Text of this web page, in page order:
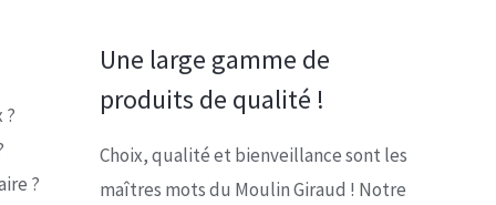
?
?
Une large gamme de
produits de qualité !
Choix, qualité et bienveillance sont les
maîtres mots du Moulin Giraud ! Notre